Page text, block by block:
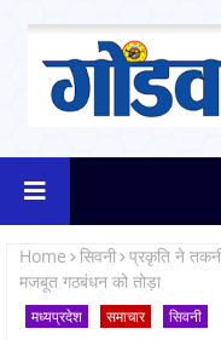
Home सिवनी प्रकृति ने
मजबूत गठबंधन को तोड़ा
मध्यप्रदेश समाचार सिवनी